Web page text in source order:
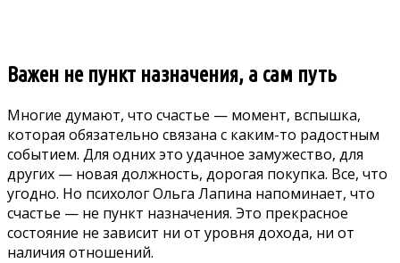
Важен не пункт назначения, а сам путь
Многие думают, что счастье — момент, вспышка,
которая обязательно связана с каким-то радостным
событием. Для одних это удачное замужество, для
других — новая должность, дорогая покупка. Все, что
угодно. Но психолог Ольга Лапина напоминает, что
счастье — не пункт назначения. Это прекрасное
состояние не зависит ни от уровня дохода, ни от
наличия отношений.